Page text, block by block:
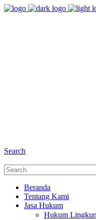
Search
Beranda
Tentang Kami
Jasa Hukum
Hukum